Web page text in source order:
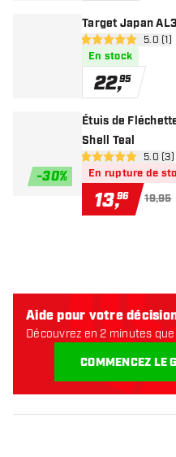
Target Japan
ouvrir le
5 étoiles de notation
5.0 (1)
En stock
22,95
-30%
Étuis de
Shell Teal
ouvrir le
5 étoiles de notation
5.0 (3)
En rupture de
13,96 19,95
Aide pour votre
Découvrez en 2 minutes
COMMENCEZ LE